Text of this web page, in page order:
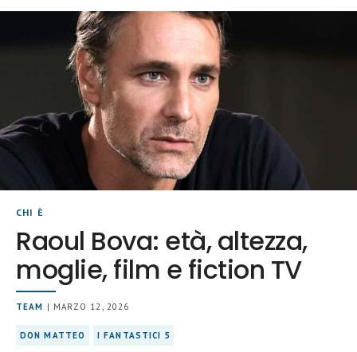
CHI È
Raoul Bova: età, altezza,
moglie, film e fiction TV
TEAM | MARZO 12, 2026
DON MATTEO I FANTASTICI 5